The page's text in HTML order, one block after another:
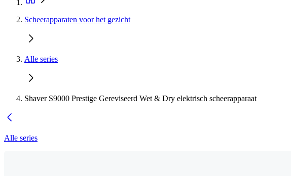
Scheerapparaten voor het gezicht
Alle series
Shaver S9000 Prestige Gereviseerd Wet & Dry elektrisch scheerapparaat
Alle series